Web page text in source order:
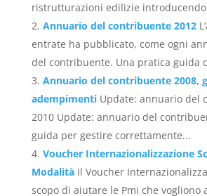
ristrutturazioni edilizie introducendo
Annuario del contribuente 2012
entrate ha pubblicato, come ogni
del contribuente. Una pratica guida
Annuario del contribuente 2008,
adempimenti Update: annuario del
2010 Update: annuario del
guida per gestire correttamente...
Voucher Internazionalizzazione
Modalità Il Voucher
scopo di aiutare le Pmi che vogliono